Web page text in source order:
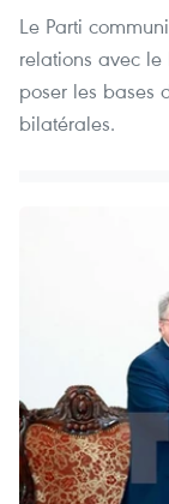
Le Parti
relations avec
poser les bases
bilatérales.